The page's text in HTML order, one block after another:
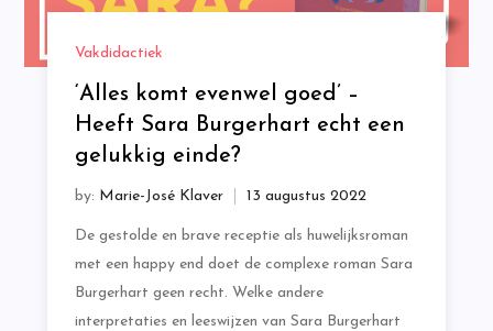
Vakdidactiek
‘Alles komt evenwel goed’ –
Heeft Sara Burgerhart echt een
gelukkig einde?
by: Marie-José Klaver
De gestolde en brave receptie als huwelijksroman
met een happy end doet de complexe roman Sara
Burgerhart geen recht. Welke andere
interpretaties en leeswijzen van Sara Burgerhart